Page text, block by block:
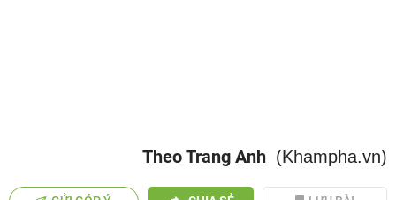
Theo Trang Anh (Khampha.vn)